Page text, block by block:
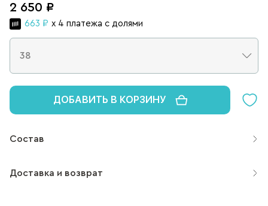
2 650 ₽
663 ₽ x 4 платежа с долями
ДОБАВИТЬ В КОРЗИНУ
Состав
Доставка и возврат